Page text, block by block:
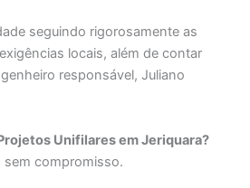
seguindo rigorosamente as
locais, além de contar
responsável, Juliano
Unifilares em Jeriquara?
sem compromisso.